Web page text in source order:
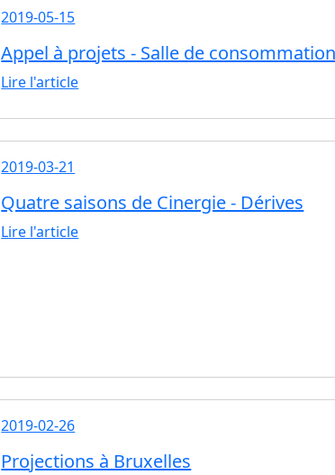
2019-05-15
Appel à projets - Salle de
Lire l'article
2019-03-21
Quatre saisons de Cinergie - Dérives
Lire l'article
2019-02-26
Projections à Bruxelles